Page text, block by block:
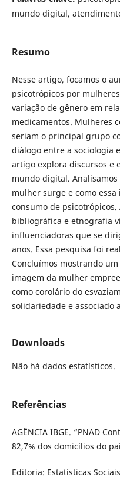
mundo digital,
Resumo
Nesse artigo, focamos o
psicotrópicos por
variação de gênero em
medicamentos. Mulheres
seriam o principal grupo
diálogo entre a sociologia
artigo explora discursos e
mundo digital.
mulher surge e como
consumo de
bibliográfica e etnografia
influenciadoras que se
anos. Essa pesquisa foi
Concluímos mostrando
imagem da mulher
como corolário do
solidariedade e associado
Downloads
Não há dados estatísticos.
Referências
AGÊNCIA IBGE. “PNAD
82,7% dos domicílios do
Editoria: Estatísticas